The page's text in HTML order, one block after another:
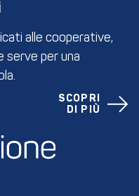
alle cooperative,
serve per una
SCOPRI
DI PIÙ